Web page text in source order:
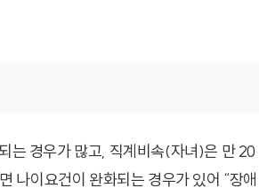
는 경우가 많고, 직계비속(자녀)은 만 20
나이요건이 완화되는 경우가 있어 “장애